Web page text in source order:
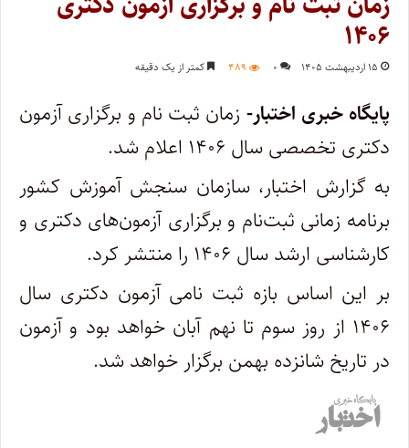
۱۴۰۶
۱۵ اردیبهشت ۱۴۰۵ ۰ ۴۸۹ کمتر از یک دقیقه
پایگاه خبری اختبار- زمان ثبت نام و برگزاری آزمون
دکتری تخصصی سال ۱۴۰۶ اعلام شد.
به گزارش اختبار، سازمان سنجش آموزش کشور
برنامه زمانی ثبت‌نام و برگزاری آزمون‌های دکتری و
کارشناسی ارشد سال ۱۴۰۶ را منتشر کرد.
بر این اساس بازه ثبت نامی آزمون دکتری سال
۱۴۰۶ از روز سوم تا نهم آبان خواهد بود و آزمون
در تاریخ شانزده بهمن برگزار خواهد شد.